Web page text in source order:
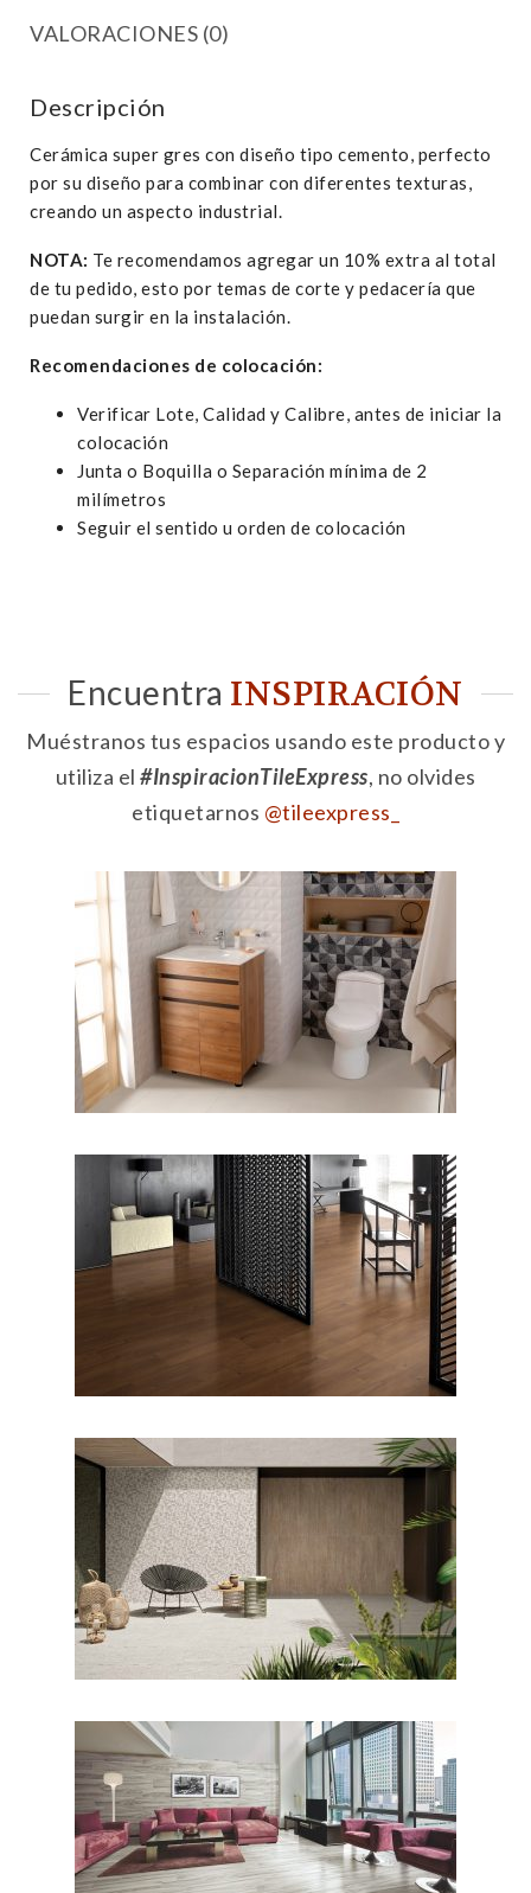
VALORACIONES (0)
Descripción
Cerámica super gres con diseño tipo cemento, perfecto
por su diseño para combinar con diferentes texturas,
creando un aspecto industrial.
NOTA: Te recomendamos agregar un 10% extra al total
de tu pedido, esto por temas de corte y pedacería que
puedan surgir en la instalación.
Recomendaciones de colocación:
Verificar Lote, Calidad y Calibre, antes de iniciar la
colocación
Junta o Boquilla o Separación mínima de 2
milímetros
Seguir el sentido u orden de colocación
Encuentra INSPIRACIÓN
Muéstranos tus espacios usando este producto y
utiliza el #InspiracionTileExpress, no olvides
etiquetarnos @tileexpress_